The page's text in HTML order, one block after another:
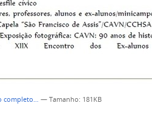
completo… —Tamanho: 181KB